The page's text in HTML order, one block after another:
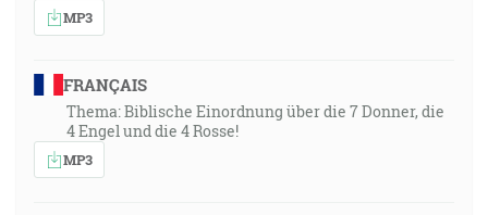
MP3
FRANÇAIS
Thema: Biblische Einordnung über die 7 Donner, die
4 Engel und die 4 Rosse!
MP3